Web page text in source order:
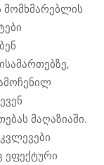
მომხმარებლის
მაღაზიაში.
ეფექტური